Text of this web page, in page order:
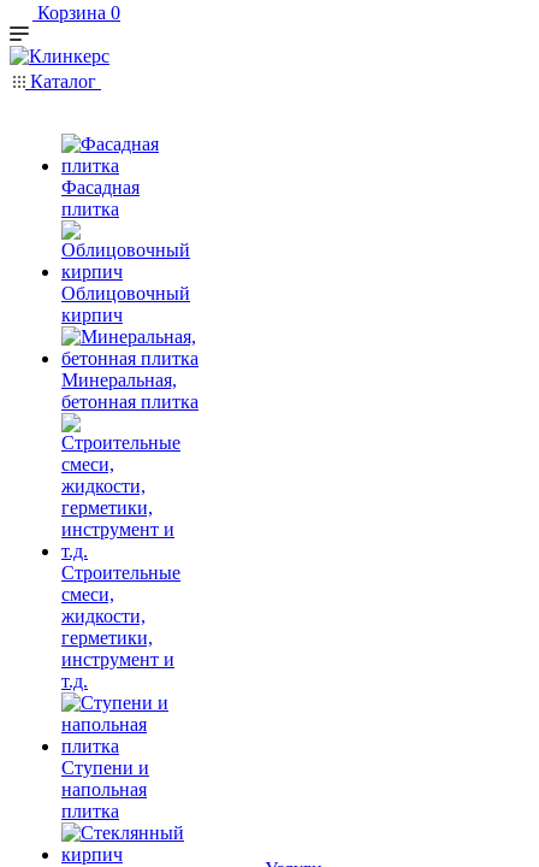
Корзина 0
Каталог
Фасадная
плитка
Облицовочный
кирпич
Минеральная,
бетонная плитка
Строительные
смеси,
жидкости,
герметики,
инструмент и
т.д.
Ступени и
напольная
плитка